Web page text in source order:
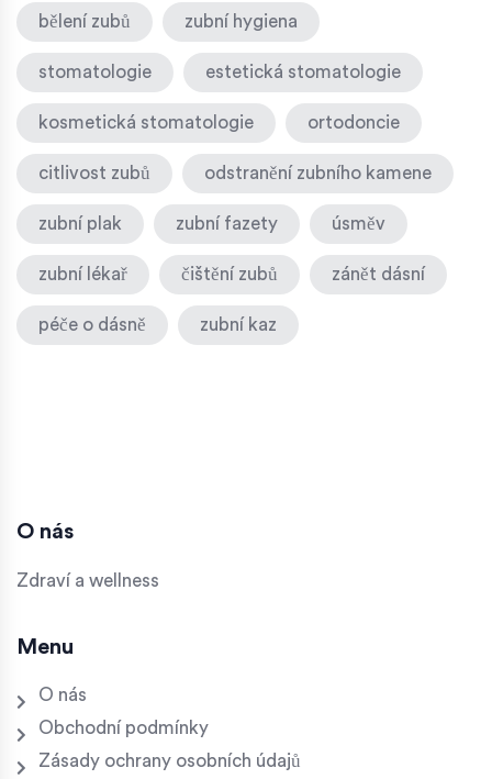
bělení zubů zubní hygiena
stomatologie estetická stomatologie
kosmetická stomatologie ortodoncie
citlivost zubů odstranění zubního kamene
zubní plak zubní fazety úsměv
zubní lékař čištění zubů zánět dásní
péče o dásně zubní kaz
O nás
Zdraví a wellness
Menu
O nás
Obchodní podmínky
Zásady ochrany osobních údajů